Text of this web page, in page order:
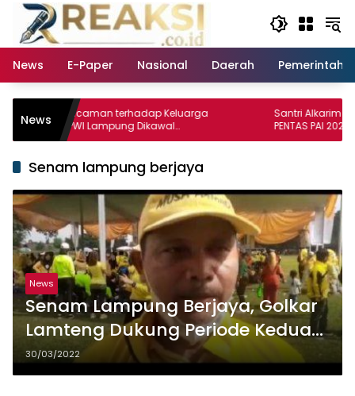
Langsung
konten
News
E-Paper Nasional Daerah
News
Ancaman terhadap Keluarga
PWI Lampung Dikawal
dan Jurnalis
Santri Alkarim Rasyid
PENTAS PAI 2026
Senam lampung berjaya
News
Senam Lampung Berjaya, Golkar
Lamteng Dukung Periode Kedua
Arinal
30/03/2022